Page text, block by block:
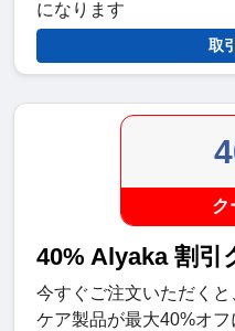
になります
取
ク
40% Alyaka 割引
今すぐご注文いただく
ケア製品が最大40%オフ